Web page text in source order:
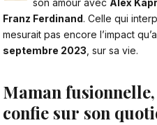
son amour avec Alex
Franz Ferdinand. Celle qui
mesurait pas encore l’impact
septembre 2023 , sur sa vie.
Maman
confie sur son